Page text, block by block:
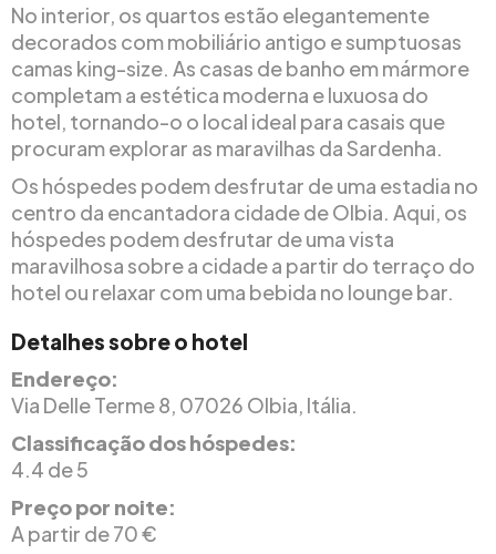
No interior, os quartos estão elegantemente
decorados com mobiliário antigo e sumptuosas
camas king-size. As casas de banho em mármore
completam a estética moderna e luxuosa do
hotel, tornando-o o local ideal para casais que
procuram explorar as maravilhas da Sardenha.
Os hóspedes podem desfrutar de uma estadia no
centro da encantadora cidade de Olbia. Aqui, os
hóspedes podem desfrutar de uma vista
maravilhosa sobre a cidade a partir do terraço do
hotel ou relaxar com uma bebida no lounge bar.
Detalhes sobre o hotel
Endereço:
Via Delle Terme 8, 07026 Olbia, Itália.
Classificação dos hóspedes:
4.4 de 5
Preço por noite:
A partir de 70 €